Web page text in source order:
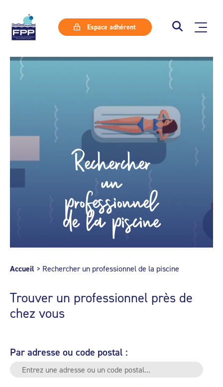
Espace adhérent
Rechercher
un
professionnel
de la piscine
Accueil > Rechercher un professionnel de la piscine
Trouver un professionnel près de
chez vous
Par adresse ou code postal :